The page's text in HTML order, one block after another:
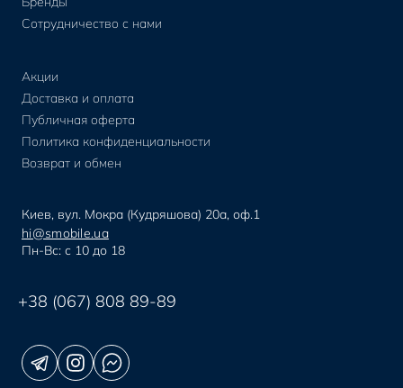
Сотрудничество с нами
Акции
Доставка и оплата
Публичная оферта
Политика конфиденциальности
Возврат и обмен
Киев, вул. Мокра (Кудряшова) 20а, оф.1
hi@smobile.ua
Пн-Вс: с 10 до 18
+38 (067) 808 89-89